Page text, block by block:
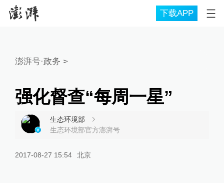
下载APP
澎湃号·政务 >
强化督查“每周一星”
生态环境部
生态环境部官方澎湃号
2017-08-27 15:54 北京